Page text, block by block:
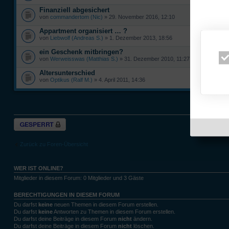
Finanziell abgesichert
von commandertom (Nic) » 29. November 2016, 12:10
Appartment organisiert … ?
von Liebwolf (Andreas S.) » 1. Dezember 2013, 18:56
ein Geschenk mitbringen?
von Werweisswas (Matthias S.) » 31. Dezember 2010, 11:27
Altersunterschied
von Optikus (Ralf M.) » 4. April 2011, 14:36
Forum gesperrt
Zurück zu Foren-Übersicht
WER IST ONLINE?
Mitglieder in diesem Forum: 0 Mitglieder und 3 Gäste
BERECHTIGUNGEN IN DIESEM FORUM
Du darfst keine neuen Themen in diesem Forum erstellen.
Du darfst keineAntworten zu Themen in diesem Forum erstellen.
Du darfst deine Beiträge in diesem Forum nicht ändern.
Du darfst deine Beiträge in diesem Forum nicht löschen.